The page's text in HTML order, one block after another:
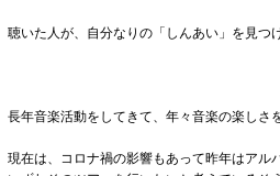
聴いた人が、自分なりの「しんあい」を見つ
長年音楽活動をしてきて、年々音楽の楽しさ
現在は、コロナ禍の影響もあって昨年はアル